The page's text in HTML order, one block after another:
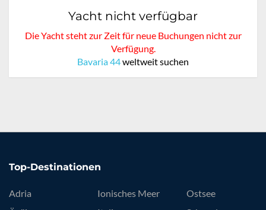
Yacht nicht verfügbar
Die Yacht steht zur Zeit für neue Buchungen nicht zur
Verfügung.
Bavaria 44weltweit suchen
Top-Destinationen
Adria
Ionisches Meer
Ostsee